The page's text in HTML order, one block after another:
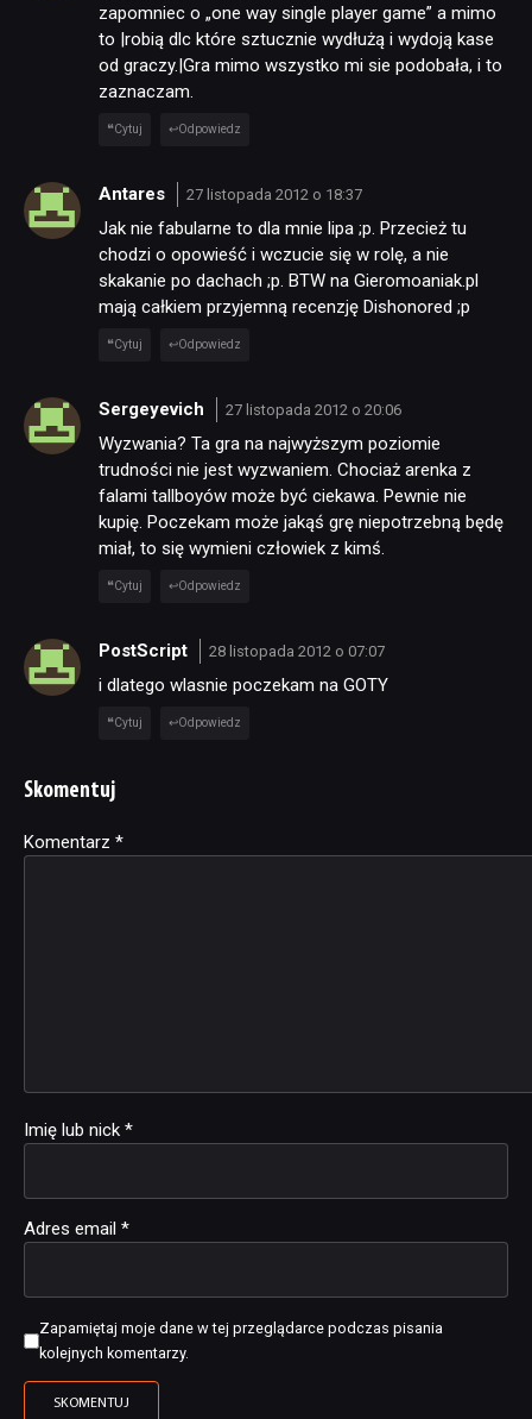
zapomniec o „one way single player game” a mimo
to |robią dlc które sztucznie wydłużą i wydoją kase
od graczy.|Gra mimo wszystko mi sie podobała, i to
zaznaczam.
Cytuj Odpowiedz
Antares 27 listopada 2012 o 18:37
Jak nie fabularne to dla mnie lipa ;p. Przecież tu
chodzi o opowieść i wczucie się w rolę, a nie
skakanie po dachach ;p. BTW na Gieromoaniak.pl
mają całkiem przyjemną recenzję Dishonored ;p
Cytuj Odpowiedz
Sergeyevich 27 listopada 2012 o 20:06
Wyzwania? Ta gra na najwyższym poziomie
trudności nie jest wyzwaniem. Chociaż arenka z
falami tallboyów może być ciekawa. Pewnie nie
kupię. Poczekam może jakąś grę niepotrzebną będę
miał, to się wymieni człowiek z kimś.
Cytuj Odpowiedz
PostScript 28 listopada 2012 o 07:07
i dlatego wlasnie poczekam na GOTY
Cytuj Odpowiedz
Skomentuj
Komentarz *
Imię lub nick *
Adres email *
Zapamiętaj moje dane w tej przeglądarce podczas pisania
kolejnych komentarzy.
Alternative: